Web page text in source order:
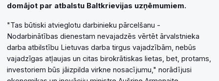
domājot par atbalstu Baltkrievijas uzņēmumiem.
"Tas būtiski atvieglotu darbinieku pārcelšanu -
Nodarbinātības dienestam nevajadzēs vērtēt ārvalstnieka
darba atbilstību Lietuvas darba tirgus vajadzībām, nebūs
vajadzīgas atļaujas un citas birokrātiskas lietas, bet, protams,
investoriem būs jāizpilda virkne nosacījumu," norādījusi